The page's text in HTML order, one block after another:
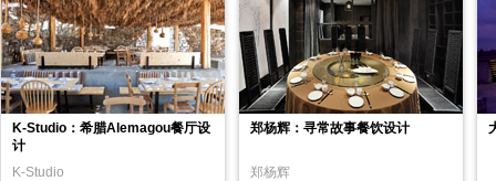
K-Studio：希腊Alemagou餐厅设
计
K-Studio
郑杨辉：寻常故事餐饮设计
郑杨辉